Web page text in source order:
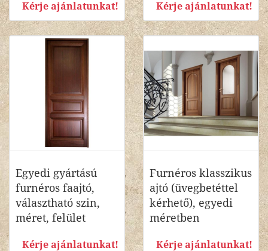
Kérje ajánlatunkat! Kérje ajánlatunkat!
Egyedi gyártású
furnéros faajtó,
választható szin,
méret, felület
Kérje ajánlatunkat!
Furnéros klasszikus
ajtó (üvegbetéttel
kérhető), egyedi
méretben
Kérje ajánlatunkat!